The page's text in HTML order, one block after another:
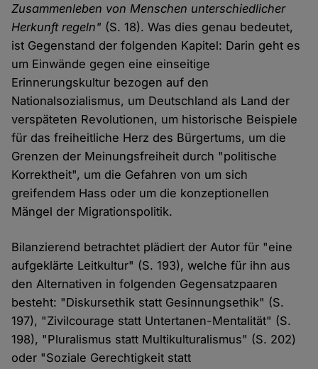
Zusammenleben von Menschen unterschiedlicher
Herkunft regeln" (S. 18). Was dies genau bedeutet,
ist Gegenstand der folgenden Kapitel: Darin geht es
um Einwände gegen eine einseitige
Erinnerungskultur bezogen auf den
Nationalsozialismus, um Deutschland als Land der
verspäteten Revolutionen, um historische Beispiele
für das freiheitliche Herz des Bürgertums, um die
Grenzen der Meinungsfreiheit durch "politische
Korrektheit", um die Gefahren von um sich
greifendem Hass oder um die konzeptionellen
Mängel der Migrationspolitik.
Bilanzierend betrachtet plädiert der Autor für "eine
aufgeklärte Leitkultur" (S. 193), welche für ihn aus
den Alternativen in folgenden Gegensatzpaaren
besteht: "Diskursethik statt Gesinnungsethik" (S.
197), "Zivilcourage statt Untertanen-Mentalität" (S.
198), "Pluralismus statt Multikulturalismus" (S. 202)
oder "Soziale Gerechtigkeit statt